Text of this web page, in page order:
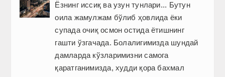
Ёзнинг иссиқ ва узун тунлари... Бутун
оила жамулжам бўлиб ҳовлида ёки
супада очиқ осмон остида ётишнинг
гашти ўзгачада. Болалигимизда шундай
дамларда кўзларимизни самога
қаратганимизда, худди қора бахмал